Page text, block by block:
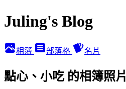
Juling's Blog
相簿 部落格 名片
點心、小吃 的相簿照片